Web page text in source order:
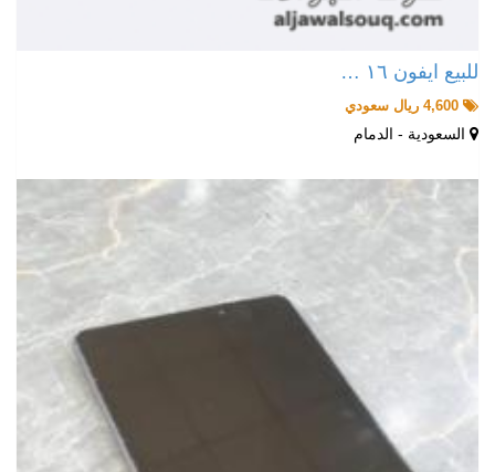
للبيع ايفون ١٦ …
السعودية - الدمام